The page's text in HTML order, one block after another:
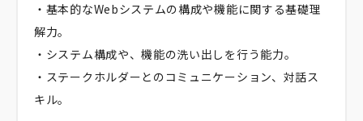
・基本的なWebシステムの構成や機能に関する基礎理
解力。
・システム構成や、機能の洗い出しを行う能力。
・ステークホルダーとのコミュニケーション、対話ス
キル。